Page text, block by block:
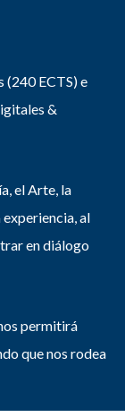
(240 ECTS) e
&
el Arte, la
al
en diálogo
permitirá
que nos rodea